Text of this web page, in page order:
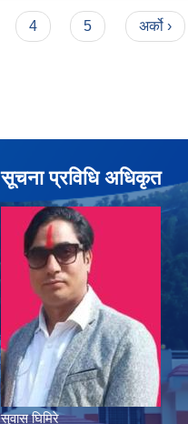
4 5 अर्को ›
सूचना प्रविधि अधिकृत
सुवास घिमिरे